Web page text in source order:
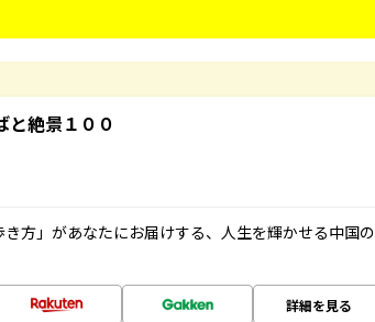
と絶景１００
方」があなたにお届けする、人生を輝かせる中国の
詳細を見る